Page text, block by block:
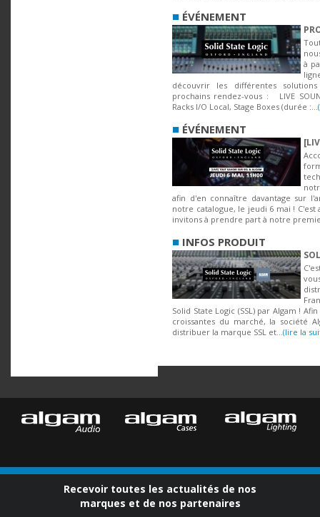
■ ÉVÉNEMENT
à
découvrir les différentes
prochains rendez-vous : LIVE
Racks I/O Local, Stage Boxes (durée :...
■ ÉVÉNEMENT
afin d'en connaître davantage sur
notre catalogue, le jeudi 6 mai ! C'est
invitons à prendre part à notre
■ INFOS PRODUIT
Solid State Logic (SSL) par Algam !
croissantes du marché, la société
distribuer la marque SSL et...(lire la
Recevoir toutes les actualités de nos
marques et de nos partenaires